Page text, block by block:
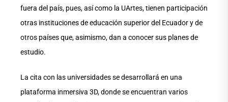
fuera del país, pues, así como la UArtes, tienen participación
otras instituciones de educación superior del Ecuador y de
otros países que, asimismo, dan a conocer sus planes de
estudio.
La cita con las universidades se desarrollará en una
plataforma inmersiva 3D, donde se encuentran varios